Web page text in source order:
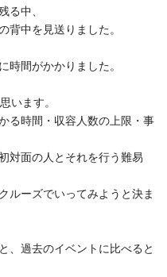
る中、
背中を見送りました。
時間がかかりました。
います。
る時間・収容人数の上限・事
対面の人とそれを行う難易
ルーズでいってみようと決ま
、過去のイベントに比べると